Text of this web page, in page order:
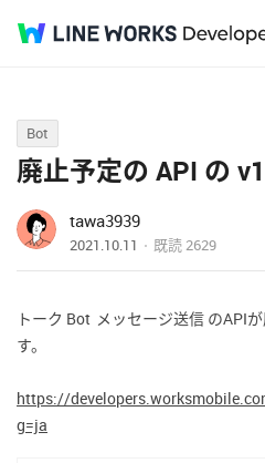
Q&A
Bot
廃止予定の API の
tawa3939
2021.10.11 既読2629
トーク Bot メッセージ送信 のAPI
す。
https://
g=ja